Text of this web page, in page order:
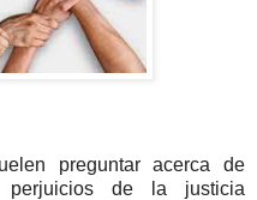
preguntar acerca de
de la justicia